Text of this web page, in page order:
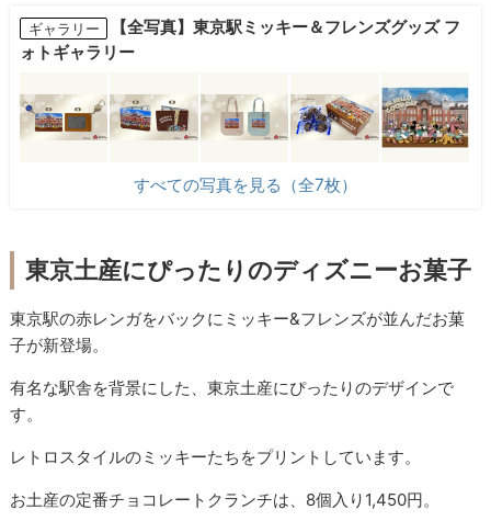
ギャラリー
【全写真】東京駅ミッキー＆フレンズグッズ フ
ォトギャラリー
すべての写真を見る（全7枚）
東京土産にぴったりのディズニーお菓子
東京駅の赤レンガをバックにミッキー&フレンズが並んだお菓
子が新登場。
有名な駅舎を背景にした、東京土産にぴったりのデザインで
す。
レトロスタイルのミッキーたちをプリントしています。
お土産の定番チョコレートクランチは、8個入り1,450円。